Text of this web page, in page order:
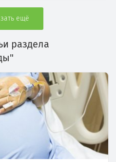
ещё
раздела